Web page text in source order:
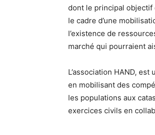
dont le principal objectif
le cadre d’une
l’existence de
marché qui pourraient
L’association HAND,
en mobilisant des
les populations aux
exercices civils en